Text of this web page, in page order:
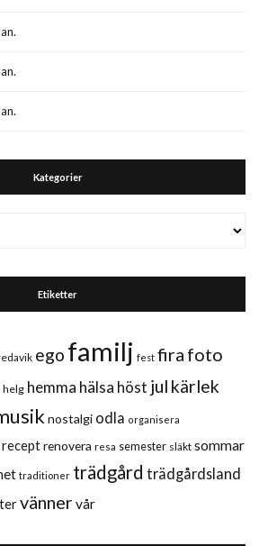
Kategorier
Etiketter
ego familj fest fira foto
helg hemma hälsa höst jul kärlek
nostalgi odla organisera
receptrenovera resa semester släkt sommar
traditioner trädgård trädgårdsland
vänner vår